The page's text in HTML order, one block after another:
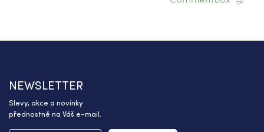
NEWSLETTER
Slevy, akce a novinky
přednostně na Váš e-mail.